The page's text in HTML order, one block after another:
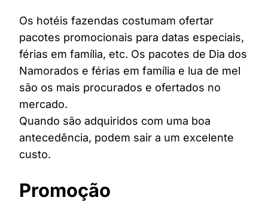
Os hotéis fazendas costumam ofertar
pacotes promocionais para datas especiais,
férias em família, etc. Os pacotes de Dia dos
Namorados e férias em família e lua de mel
são os mais procurados e ofertados no
mercado.
Quando são adquiridos com uma boa
antecedência, podem sair a um excelente
custo.
Promoção